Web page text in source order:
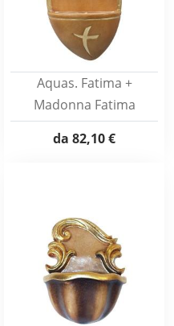
Aquas. Fatima +
Madonna Fatima
da 82,10 €